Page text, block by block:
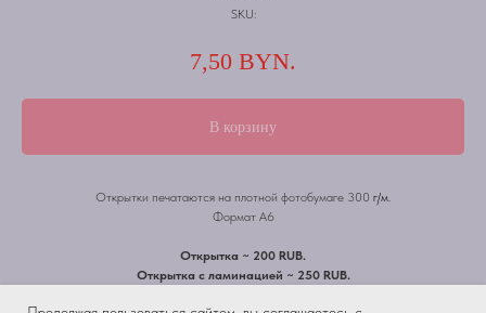
SKU:
7,50 BYN.
В корзину
Открытки печатаются на плотной фотобумаге 300 г/м.
Формат А6
Открытка ~ 200 RUB.
Открытка с ламинацией ~ 250 RUB.